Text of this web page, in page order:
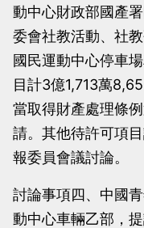
動中心財政部國產
委會社教活動、社
國民運動中心停車
目計3億1,713萬
當取得財產處理條
請。其他待許可項
報委員會議討論。
討論事項四、中國
動中心車輛乙部，提